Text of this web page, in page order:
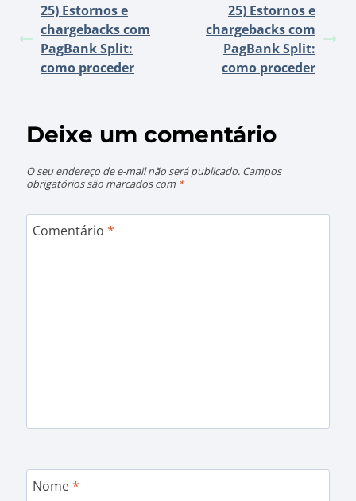
25) Estornos e
chargebacks com
PagBank Split:
como proceder
25) Estornos e
chargebacks com
PagBank Split:
como proceder
Deixe um comentário
O seu endereço de e-mail não será publicado. Campos
obrigatórios são marcados com *
Comentário *
Nome*